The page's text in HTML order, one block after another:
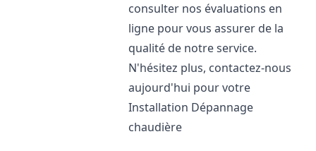
consulter nos évaluations en
ligne pour vous assurer de la
qualité de notre service.
N'hésitez plus, contactez-nous
aujourd'hui pour votre
Installation Dépannage
chaudière